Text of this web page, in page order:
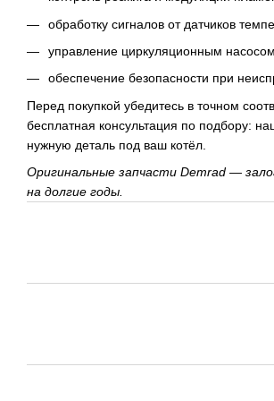
обработку сигналов от датчиков
управление циркуляционным
обеспечение безопасности при
Перед покупкой убедитесь в точном
бесплатная консультация по подбору:
нужную деталь под ваш котёл.
Оригинальные запчасти Demrad —
на долгие годы.